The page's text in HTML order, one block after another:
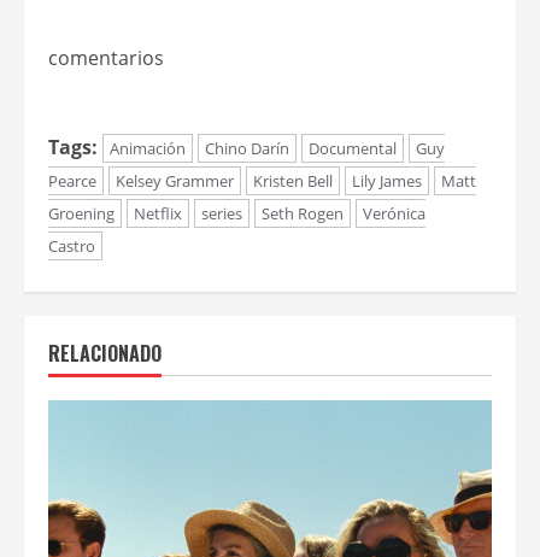
comentarios
Tags: Animación Chino Darín Documental
Guy
Pearce
Kelsey Grammer Kristen Bell Lily James
Matt
Groening
Netflix series Seth Rogen
Verónica
Castro
RELACIONADO